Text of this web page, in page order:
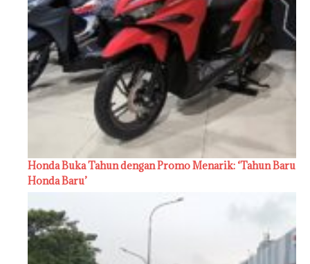
Honda Buka Tahun dengan Promo Menarik: ‘Tahun Baru
Honda Baru’